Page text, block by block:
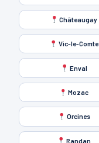
Châteaugay
Vic-le-Comte
Enval
Mozac
Orcines
Randan